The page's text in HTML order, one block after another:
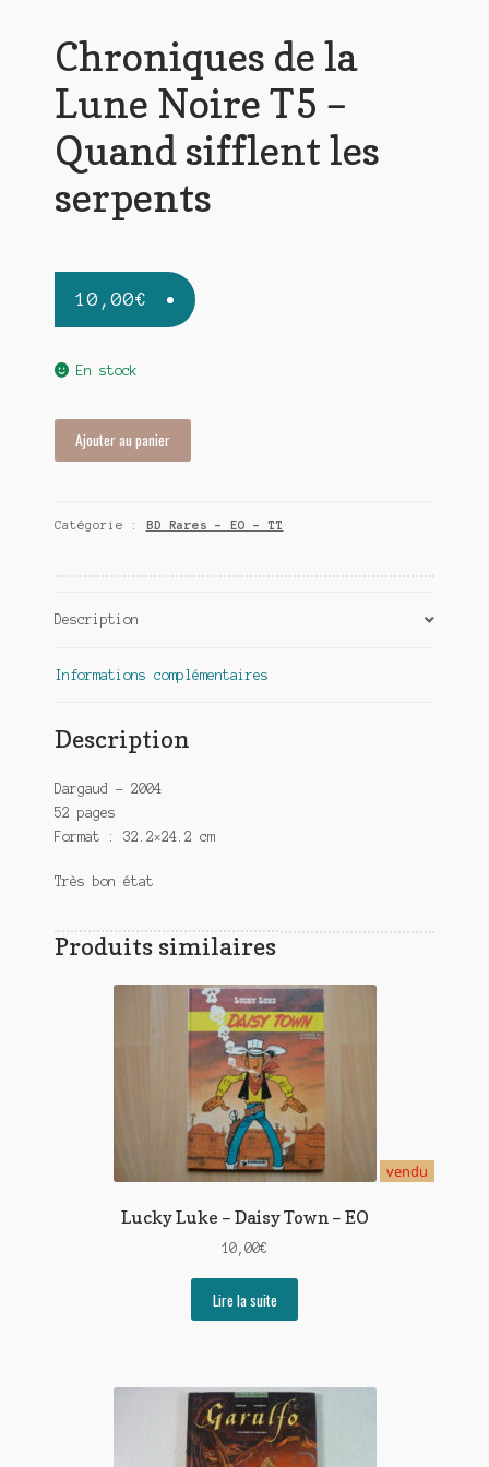
Chroniques de la
Lune Noire T5 –
Quand sifflent les
serpents
10,00€
En stock
la
Noire
-
sifflent
Ajouter au panier
Catégorie : BD Rares - EO - TT
Description
Informations complémentaires
Description
Dargaud – 2004
52 pages
Format : 32.2×24.2 cm
Très bon état
Produits similaires
vendu
Lucky Luke – Daisy Town – EO
10,00€
Lire la suite